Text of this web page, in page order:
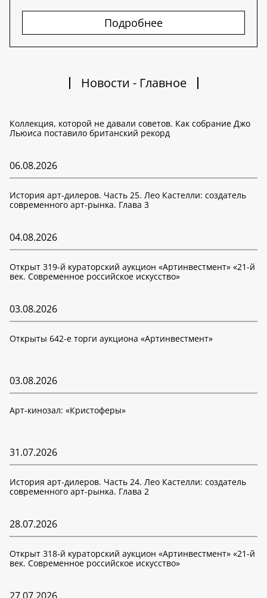
Подробнее
Новости - Главное
Коллекция, которой не давали советов. Как собрание Джо
Льюиса поставило британский рекорд
06.08.2026
История арт-дилеров. Часть 25. Лео Кастелли: создатель
современного арт-рынка. Глава 3
04.08.2026
Открыт 319-й кураторский аукцион «Артинвестмент» «21-й
век. Современное российское искусство»
03.08.2026
Открыты 642-е торги аукциона «Артинвестмент»
03.08.2026
Арт-кинозал: «Кристоферы»
31.07.2026
История арт-дилеров. Часть 24. Лео Кастелли: создатель
современного арт-рынка. Глава 2
28.07.2026
Открыт 318-й кураторский аукцион «Артинвестмент» «21-й
век. Современное российское искусство»